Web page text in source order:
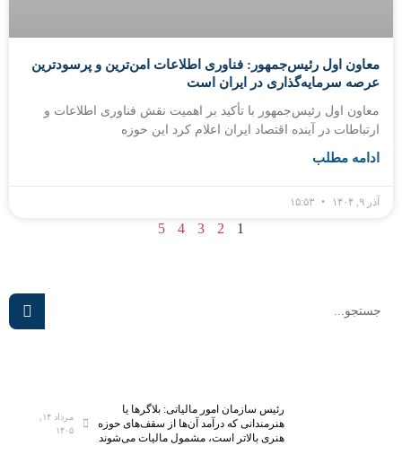
معاون اول رئیس‌جمهور: فناوری اطلاعات امن‌ترین و پرسودترین
عرصه سرمایه‌گذاری در ایران است
معاون اول رئیس‌جمهور با تأکید بر اهمیت نقش فناوری اطلاعات و
ارتباطات در آینده اقتصاد ایران اعلام کرد این حوزه
ادامه مطلب
آذر ۹, ۱۴۰۴
1
2
3
4
5
رئیس سازمان امور مالیاتی: بلاگر‌ها یا
هنرمندانی که درآمد آن‌ها از سقف‌های حوزه
هنری بالاتر است، مشمول مالیات می‌شوند
۱۴۰۵